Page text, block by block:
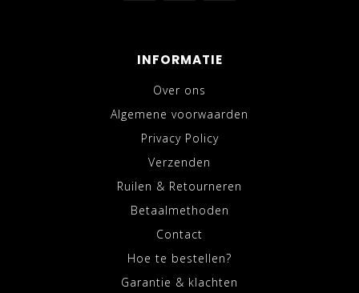
INFORMATIE
Over ons
Algemene voorwaarden
Privacy Policy
Verzenden
Ruilen & Retourneren
Betaalmethoden
Contact
Hoe te bestellen?
Garantie & klachten